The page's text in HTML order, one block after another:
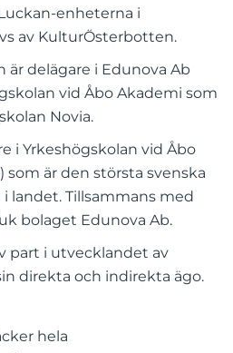
enheterna i
av KulturÖsterbotten.
delägare i Edunova Ab
vid Åbo Akademi som
Novia.
i Yrkeshögskolan vid Åbo
som är den största svenska
landet. Tillsammans med
bolaget Edunova Ab.
part i utvecklandet av
direkta och indirekta ägo.
hela